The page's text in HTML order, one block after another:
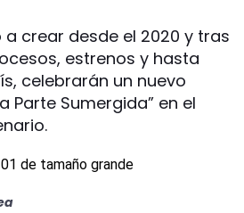
a crear desde el 2020 y tras
estrenos y hasta
celebrarán un nuevo
Parte Sumergida” en el